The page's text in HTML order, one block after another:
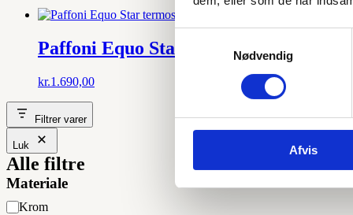
Nødvendig
Afvis
Paffoni Equo Star termostatbatteri til
kr.1.690,00
Filtrer varer
Luk
Alle filtre
Materiale
Materiale
Krom